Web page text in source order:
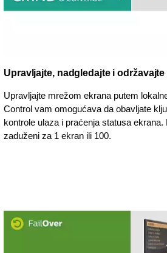
Upravljajte, nadgledajte i održavajte
Upravljajte mrežom ekrana putem
Control vam omogućava da obavljate
kontrole ulaza i praćenja statusa
zaduženi za 1 ekran ili 100.